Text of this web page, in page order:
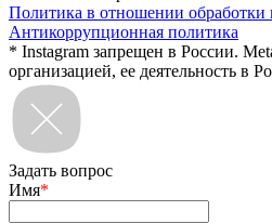
Политика в отношении
Антикоррупционная политика
* Instagram запрещен в России.
организацией, ее деятельность в
Задать вопрос
Имя*